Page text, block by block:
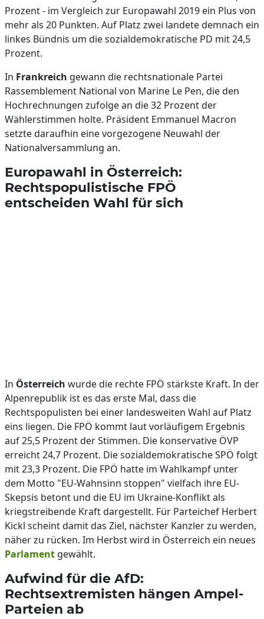
Prozent - im Vergleich zur Europawahl 2019 ein Plus von
mehr als 20 Punkten. Auf Platz zwei landete demnach ein
linkes Bündnis um die sozialdemokratische PD mit 24,5
Prozent.
In Frankreich gewann die rechtsnationale Partei
Rassemblement National von Marine Le Pen, die den
Hochrechnungen zufolge an die 32 Prozent der
Wählerstimmen holte. Präsident Emmanuel Macron
setzte daraufhin eine vorgezogene Neuwahl der
Nationalversammlung an.
Europawahl in Österreich:
Rechtspopulistische FPÖ
entscheiden Wahl für sich
In Österreich wurde die rechte FPÖ stärkste Kraft. In der
Alpenrepublik ist es das erste Mal, dass die
Rechtspopulisten bei einer landesweiten Wahl auf Platz
eins liegen. Die FPÖ kommt laut vorläufigem Ergebnis
auf 25,5 Prozent der Stimmen. Die konservative ÖVP
erreicht 24,7 Prozent. Die sozialdemokratische SPÖ folgt
mit 23,3 Prozent. Die FPÖ hatte im Wahlkampf unter
dem Motto "EU-Wahnsinn stoppen" vielfach ihre EU-
Skepsis betont und die EU im Ukraine-Konflikt als
kriegstreibende Kraft dargestellt. Für Parteichef Herbert
Kickl scheint damit das Ziel, nächster Kanzler zu werden,
näher zu rücken. Im Herbst wird in Österreich ein neues
Parlament gewählt.
Aufwind für die AfD:
Rechtsextremisten hängen Ampel-
Parteien ab